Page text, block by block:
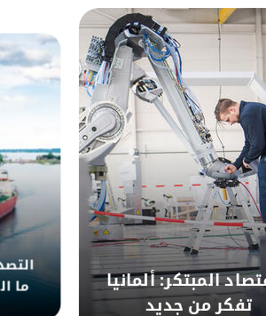
المبتكر: ألمانيا
تفكر من جديد
ما